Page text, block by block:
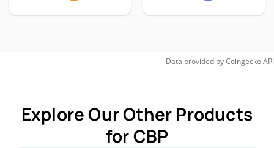
Data provided byCoingeckoAPI
Explore Our Other Products
for CBP